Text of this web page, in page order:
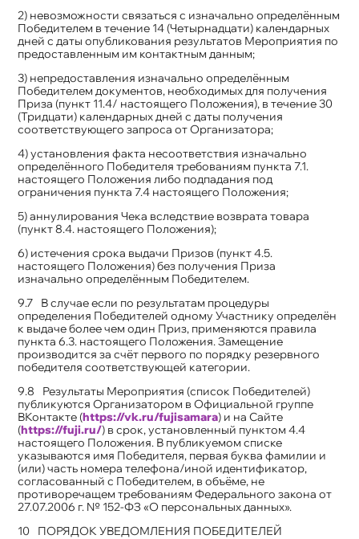
2) невозможности связаться с изначально определённым
Победителем в течение 14 (Четырнадцати) календарных
дней с даты опубликования результатов Мероприятия по
предоставленным им контактным данным;
3) непредоставления изначально определённым
Победителем документов, необходимых для получения
Приза (пункт 11.4/ настоящего Положения), в течение 30
(Тридцати) календарных дней с даты получения
соответствующего запроса от Организатора;
4) установления факта несоответствия изначально
определённого Победителя требованиям пункта 7.1.
настоящего Положения либо подпадания под
ограничения пункта 7.4 настоящего Положения;
5) аннулирования Чека вследствие возврата товара
(пункт 8.4. настоящего Положения);
6) истечения срока выдачи Призов (пункт 4.5.
настоящего Положения) без получения Приза
изначально определённым Победителем.
В случае если по результатам процедуры
определения Победителей одному Участнику определён
к выдаче более чем один Приз, применяются правила
пункта 6.3. настоящего Положения. Замещение
производится за счёт первого по порядку резервного
победителя соответствующей категории.
Результаты Мероприятия (список Победителей)
публикуются Организатором в Официальной группе
ВКонтакте (https://vk.ru/fujisamara) и на Сайте
(https://fuji.ru/) в срок, установленный пунктом 4.4
настоящего Положения. В публикуемом списке
указываются имя Победителя, первая буква фамилии и
(или) часть номера телефона/иной идентификатор,
согласованный с Победителем, в объёме, не
противоречащем требованиям Федерального закона от
27.07.2006 г. № 152-ФЗ «О персональных данных».
ПОРЯДОК УВЕДОМЛЕНИЯ ПОБЕДИТЕЛЕЙ